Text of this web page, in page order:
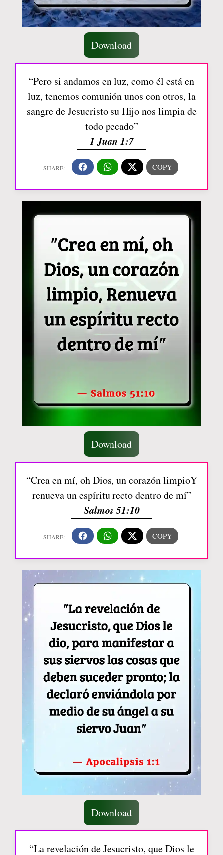
Download
“Pero si andamos en luz, como él está en
luz, tenemos comunión unos con otros, la
sangre de Jesucristo su Hijo nos limpia de
todo pecado”
1 Juan 1:7
Download
“Crea en mí, oh Dios, un corazón limpioY
renueva un espíritu recto dentro de mí”
Salmos 51:10
Download
“La revelación de Jesucristo, que Dios le